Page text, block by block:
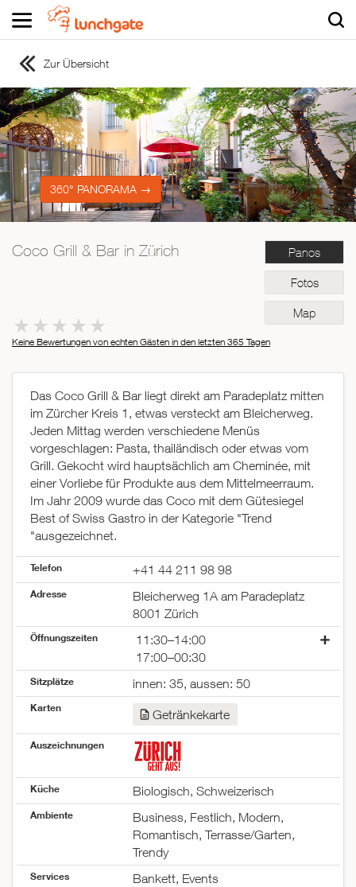
ZUR STARTSEITE
ZUR RESTAURANTSUCHE
Asiatisch
Italienisch
Französisch
Traditionell
Mexikanisch
Zur Übersicht
360° PANORAMA →
Panos
Fotos
Map
Coco Grill & Bar in Zürich
Keine Bewertungen von echten Gästen in den letzten 365 Tagen
Das Coco Grill & Bar liegt direkt am Paradeplatz mitten
im Zürcher Kreis 1, etwas versteckt am Bleicherweg.
Jeden Mittag werden verschiedene Menüs
vorgeschlagen: Pasta, thailändisch oder etwas vom
Grill. Gekocht wird hauptsächlich am Cheminée, mit
einer Vorliebe für Produkte aus dem Mittelmeerraum.
Im Jahr 2009 wurde das Coco mit dem Gütesiegel
Best of Swiss Gastro in der Kategorie "Trend
"ausgezeichnet.
Telefon +41 44 211 98 98
Adresse
Bleicherweg 1A am Paradeplatz
8001 Zürich
Öffnungszeiten
11:30–14:00
17:00–00:30
Montag
Dienstag
Mittwoch
Donnerstag
Freitag
Sonntag
11:30–14:00
17:00–00:30
11:30–14:00
11:30–14:00
17:00–00:30
11:30–14:00
17:00–00:30
11:30–14:00
17:00–00:30
17:30–00:30
geschlossen
Sitzplätze innen: 35, aussen: 50
Karten Getränkekarte
Auszeichnungen
Küche Biologisch, Schweizerisch
Ambiente
Business, Festlich, Modern,
Romantisch, Terrasse/Garten,
Trendy
Services Bankett, Events